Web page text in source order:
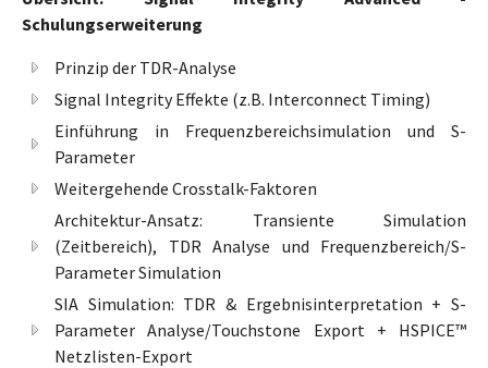
Schulungserweiterung
Prinzip der TDR-Analyse
Signal Integrity Effekte (z.B. Interconnect Timing)
Einführung in Frequenzbereichsimulation und S-
Parameter
Weitergehende Crosstalk-Faktoren
Architektur-Ansatz: Transiente Simulation
(Zeitbereich), TDR Analyse und Frequenzbereich/S-
Parameter Simulation
SIA Simulation: TDR & Ergebnisinterpretation + S-
Parameter Analyse/Touchstone Export + HSPICE™
Netzlisten-Export